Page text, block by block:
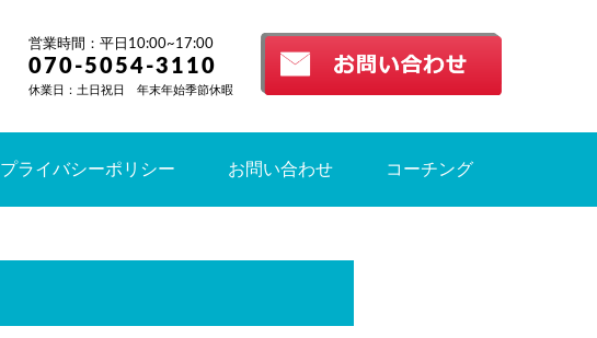
営業時間：平日10:00~17:00
070-5054-3110
休業日：土日祝日 年末年始季節休暇
プライバシーポリシー お問い合わせ コーチング